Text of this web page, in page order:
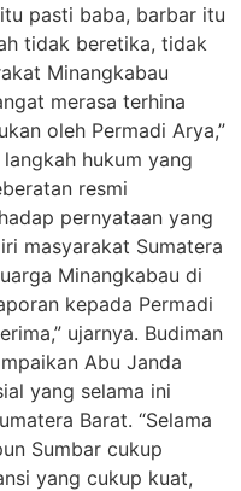
pasti baba, barbar itu
tidak beretika, tidak
Minangkabau
merasa terhina
oleh Permadi Arya,”
hukum yang
resmi
pernyataan yang
masyarakat Sumatera
Minangkabau di
kepada Permadi
ujarnya. Budiman
Abu Janda
yang selama ini
Barat. “Selama
Sumbar cukup
yang cukup kuat,